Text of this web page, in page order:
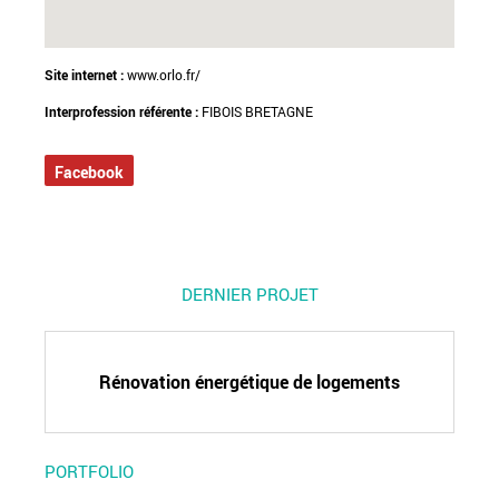
Site internet :www.orlo.fr/
Interprofession référente : FIBOIS BRETAGNE
Facebook
DERNIER PROJET
Rénovation énergétique de logements
PORTFOLIO